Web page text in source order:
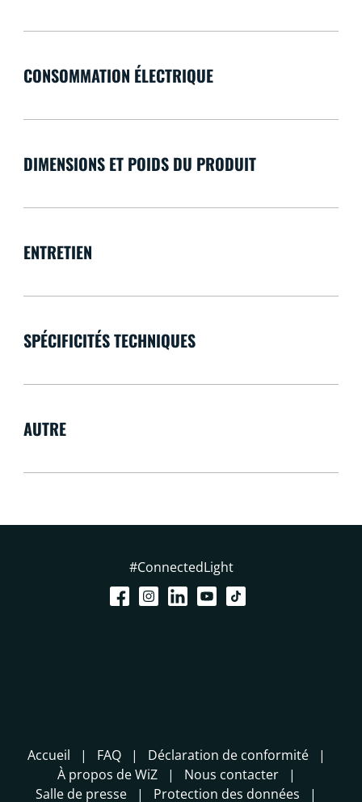
CONSOMMATION ÉLECTRIQUE
DIMENSIONS ET POIDS DU PRODUIT
ENTRETIEN
SPÉCIFICITÉS TECHNIQUES
AUTRE
#ConnectedLight
Accueil FAQ
Déclaration de conformité
À propos de WiZ
Nous contacter
Salle de presse
Protection des données